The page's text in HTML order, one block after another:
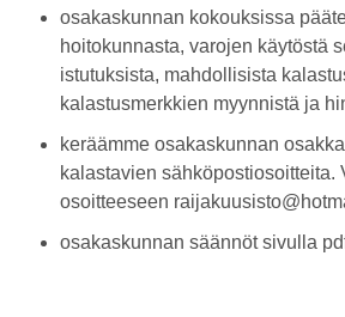
osakaskunnan kokouksissa
hoitokunnasta, varojen käytöstä
istutuksista, mahdollisista
kalastusmerkkien myynnistä ja
keräämme osakaskunnan
kalastavien sähköpostiosoitteita.
osoitteeseen
osakaskunnan säännöt sivulla